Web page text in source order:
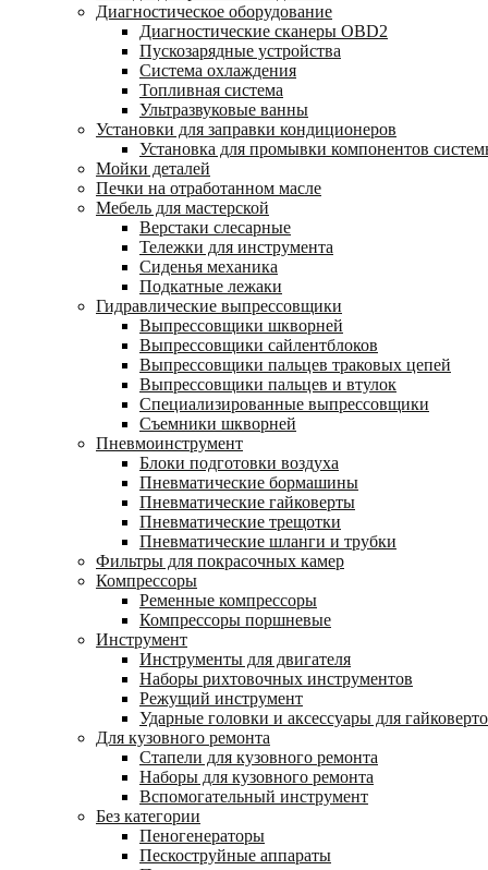
Диагностическое оборудование
Диагностические сканеры OBD2
Пускозарядные устройства
Система охлаждения
Топливная система
Ультразвуковые ванны
Установки для заправки кондиционеров
Установка для промывки компонентов
Мойки деталей
Печки на отработанном масле
Мебель для мастерской
Верстаки слесарные
Тележки для инструмента
Сиденья механика
Подкатные лежаки
Гидравлические выпрессовщики
Выпрессовщики шкворней
Выпрессовщики сайлентблоков
Выпрессовщики пальцев траковых цепей
Выпрессовщики пальцев и втулок
Специализированные выпрессовщики
Cъемники шкворней
Пневмоинструмент
Блоки подготовки воздуха
Пневматические бормашины
Пневматические гайковерты
Пневматические трещотки
Пневматические шланги и трубки
Фильтры для покрасочных камер
Компрессоры
Ременные компрессоры
Компрессоры поршневые
Инструмент
Инструменты для двигателя
Наборы рихтовочных инструментов
Режущий инструмент
Ударные головки и аксессуары для
Для кузовного ремонта
Стапели для кузовного ремонта
Наборы для кузовного ремонта
Вспомогательный инструмент
Без категории
Пеногенераторы
Пескоструйные аппараты